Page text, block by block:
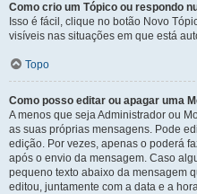
Como crio um Tópico ou respondo
Isso é fácil, clique no botão Novo
visíveis nas situações em que está
Topo
Como posso editar ou apagar uma
A menos que seja Administrador ou
as suas próprias mensagens. Pode
edição. Por vezes, apenas o poderá
após o envio da mensagem. Caso
pequeno texto abaixo da mensagem
editou, juntamente com a data e a